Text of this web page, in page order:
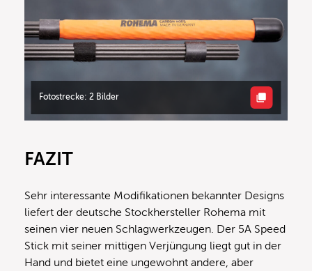
Fotostrecke: 2 Bilder
FAZIT
Sehr interessante Modifikationen bekannter Designs
liefert der deutsche Stockhersteller Rohema mit
seinen vier neuen Schlagwerkzeugen. Der 5A Speed
Stick mit seiner mittigen Verjüngung liegt gut in der
Hand und bietet eine ungewohnt andere, aber